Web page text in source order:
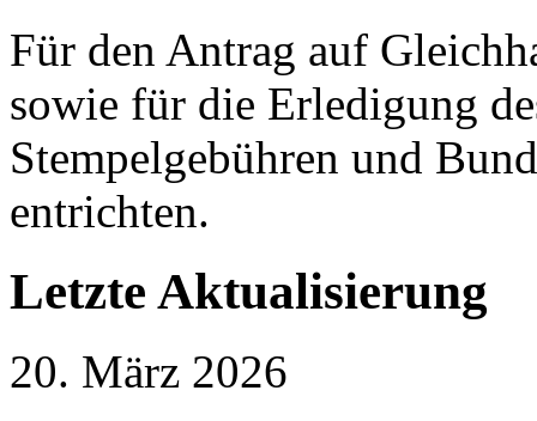
Für den Antrag auf
sowie für die Erledigung
Stempelgebühren und
entrichten.
Letzte Aktualisierung
20. März 2026